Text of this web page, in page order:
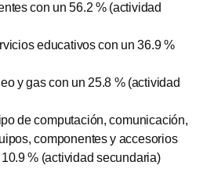
con un 56.2 % (actividad
educativos con un 36.9 %
y gas con un 25.8 % (actividad
de computación, comunicación,
componentes y accesorios
% (actividad secundaria)